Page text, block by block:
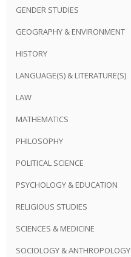
GENDER STUDIES
GEOGRAPHY & ENVIRONMENT
HISTORY
LANGUAGE(S) & LITERATURE(S)
LAW
MATHEMATICS
PHILOSOPHY
POLITICAL SCIENCE
PSYCHOLOGY & EDUCATION
RELIGIOUS STUDIES
SCIENCES & MEDICINE
SOCIOLOGY & ANTHROPOLOGY